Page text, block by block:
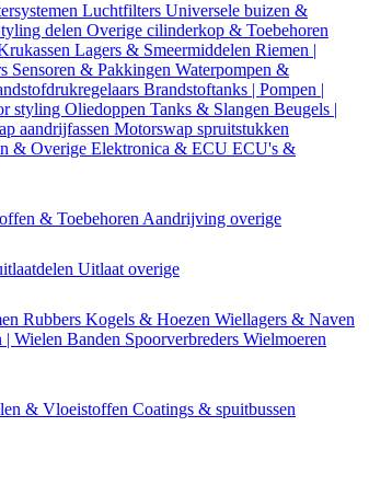
Luchtfilters Universele buizen &
delen Overige cilinderkop & Toebehoren
Lagers & Smeermiddelen Riemen |
Sensoren & Pakkingen Waterpompen &
Brandstoftanks | Pompen |
styling Oliedoppen Tanks & Slangen Beugels |
aandrijfassen Motorswap spruitstukken
& Overige Elektronica & ECU ECU's &
& Toebehoren Aandrijving overige
Uitlaat overige
Rubbers Kogels & Hoezen Wiellagers & Naven
| Wielen Banden Spoorverbreders Wielmoeren
& Vloeistoffen Coatings & spuitbussen